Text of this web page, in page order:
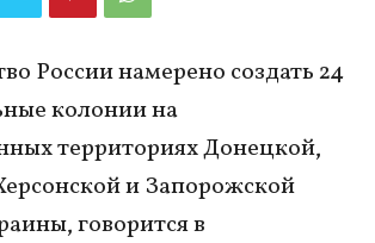
России намерено создать 24
колонии на
территориях Донецкой,
и Запорожской
говорится в